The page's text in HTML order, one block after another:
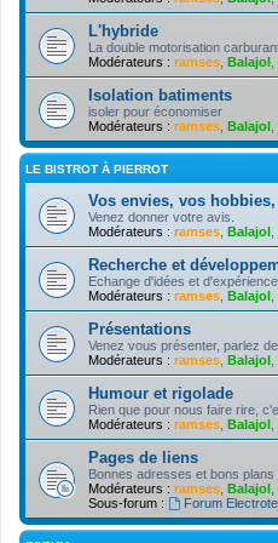
L'hybride
La double motorisation
Modérateurs : ramses Balajol
Isolation batiments
isoler pour économiser
Modérateurs : ramses Balajol
LE BISTROT À PIERROT
Vos envies, vos
Venez donner votre avis.
Modérateurs : ramses Balajol
Recherche et
Echange d'idées et
Modérateurs : ramses Balajol
Présentations
Venez vous présenter, parlez de
Modérateurs : ramses Balajol
Humour et rigolade
Rien que pour nous faire rire,
Modérateurs : ramses Balajol
Pages de liens
Bonnes adresses et bons plans
Modérateurs : ramses Balajol
Sous-forum :
Forum